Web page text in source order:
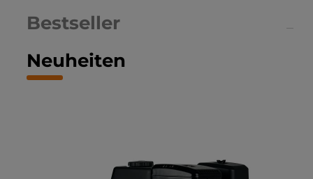
Neuheiten
Bestseller